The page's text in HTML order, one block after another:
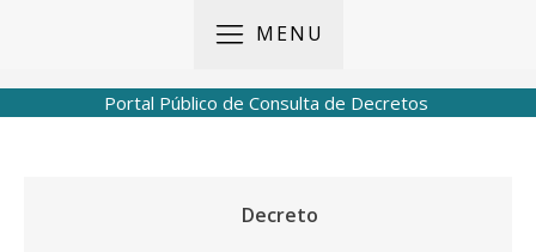
MENU
Portal Público de Consulta de Decretos
Decreto